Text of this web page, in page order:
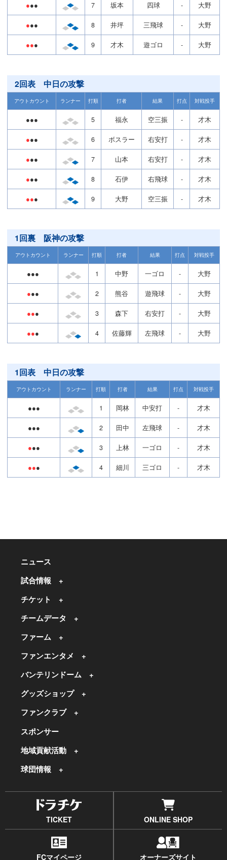
●●● 7 坂本 四球 - 大野
●●● 8 井坪 三飛球 - 大野
●●● 9 才木 遊ゴロ - 大野
2回表 中日の攻撃
アウトカウント ランナー 打順 打者 結果 打点 対戦投手
●●● 5 福永 空三振 - 才木
●●● 6 ボスラー 右安打 - 才木
●●● 7 山本 右安打 - 才木
●●● 8 石伊 右飛球 - 才木
●●● 9 大野 空三振 - 才木
1回裏 阪神の攻撃
アウトカウント ランナー 打順 打者 結果 打点 対戦投手
●●● 1 中野 一ゴロ - 大野
●●● 2 熊谷 遊飛球 - 大野
●●● 3 森下 右安打 - 大野
●●● 4 佐藤輝 左飛球 - 大野
1回表 中日の攻撃
アウトカウント ランナー 打順 打者 結果 打点 対戦投手
●●● 1 岡林 中安打 - 才木
●●● 2 田中 左飛球 - 才木
●●● 3 上林 一ゴロ - 才木
●●● 4 細川 三ゴロ - 才木
ニュース
試合情報
チケット
チームデータ
ファーム
ファンエンタメ
バンテリンドーム
グッズショップ
ファンクラブ
スポンサー
地域貢献活動
球団情報
TICKET ONLINE SHOP
FCマイページ オーナーズサイト